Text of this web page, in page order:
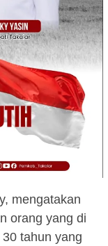
mengatakan
orang yang di
tahun yang